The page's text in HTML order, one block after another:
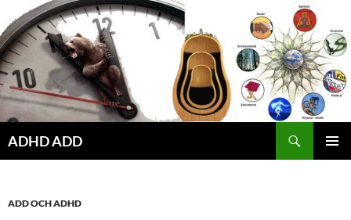
Hoppa
till
innehåll
ADHD ADD
ADD OCH ADHD